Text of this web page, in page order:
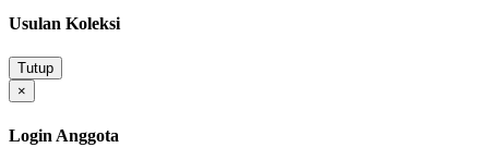
Usulan Koleksi
Tutup
×
Login Anggota